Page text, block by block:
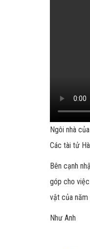
Ngôi nhà
Các tài tử
Bên cạnh
góp cho
vật của năm
Như Anh